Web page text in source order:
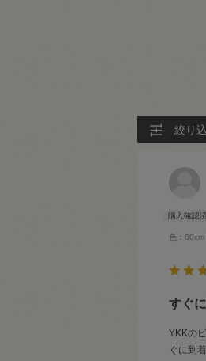
絞り
色：60cm
すぐ
YKKの
ぐに到